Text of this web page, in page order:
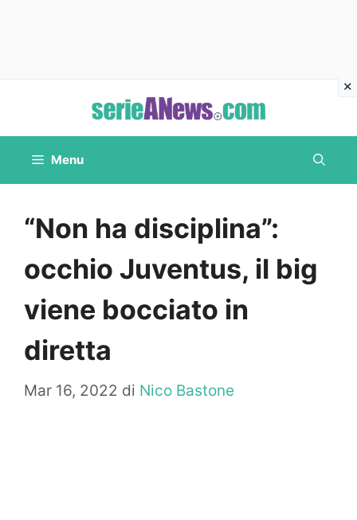
contenuto
Menu
“Non ha disciplina”:
occhio Juventus, il big
viene bocciato in
diretta
Mar 16, 2022 di Nico Bastone